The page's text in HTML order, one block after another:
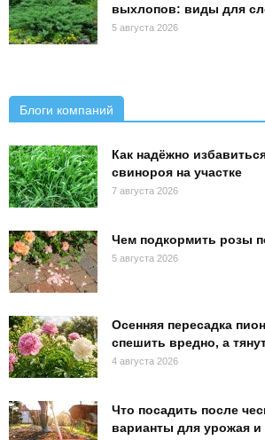
выхлопов: виды для
5 августа 2026
Блоги компаний
Как надёжно
свинороя на участке
7 августа 2026
Чем подкормить розы
5 августа 2026
Осенняя пересадка
спешить вредно, а
4 августа 2026
Что посадить после
варианты для урожая